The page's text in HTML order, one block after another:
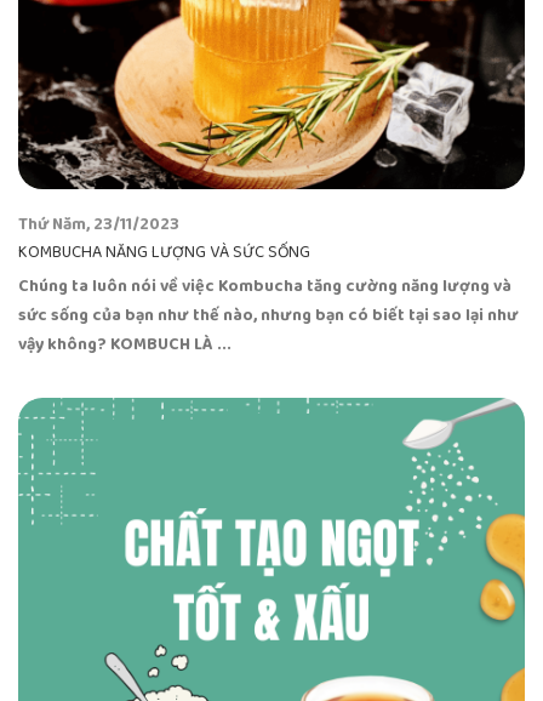
Thứ Năm, 23/11/2023
KOMBUCHA NĂNG LƯỢNG VÀ SỨC SỐNG
Chúng ta luôn nói về việc Kombucha tăng cường năng lượng và
sức sống của bạn như thế nào, nhưng bạn có biết tại sao lại như
vậy không? KOMBUCH LÀ ...